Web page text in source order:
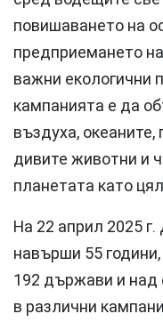
повишаването на
предприемането
важни екологични
кампанията е да
въздуха, океаните,
дивите животни и
планетата като
На 22 април 2025
навърши 55
192 държави и
в различни